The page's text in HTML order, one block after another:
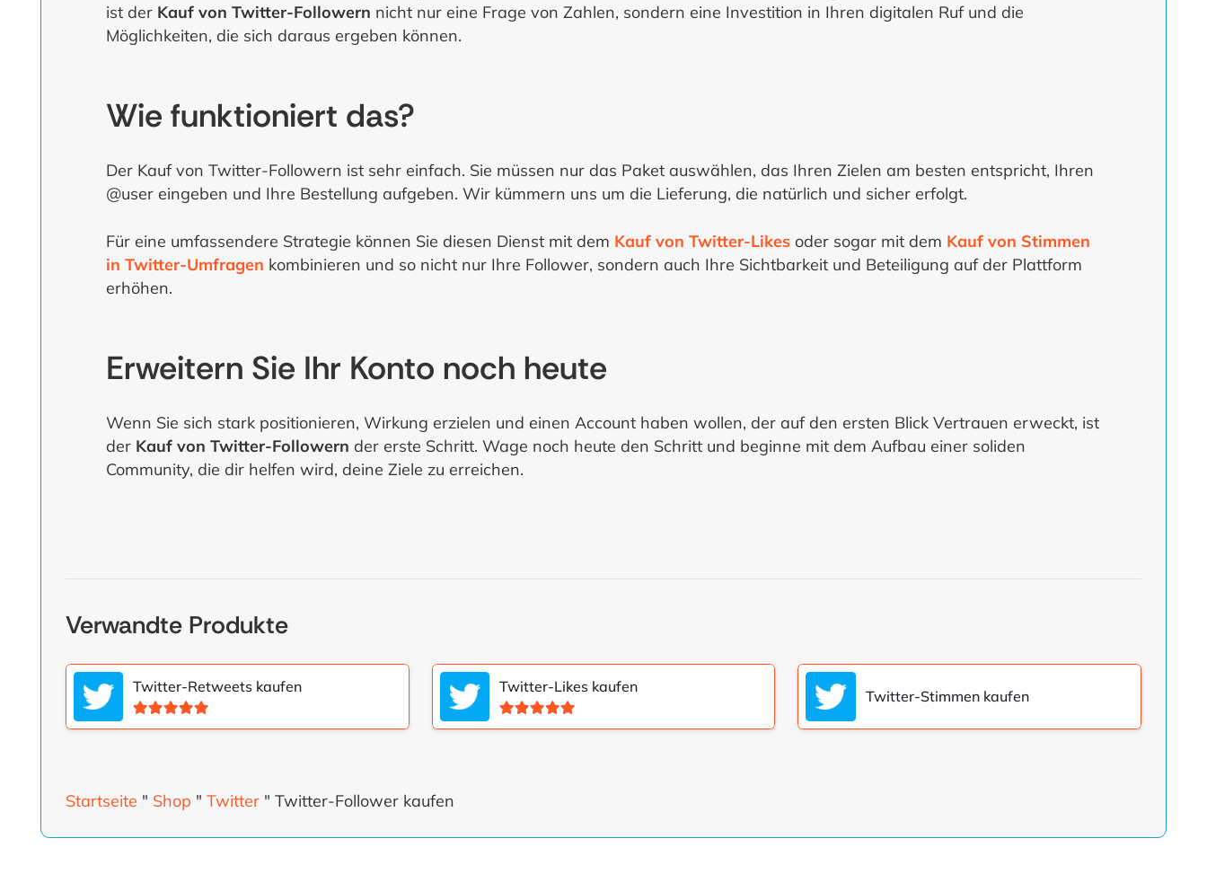
ist der Kauf von Twitter-Followern nicht nur eine Frage von Zahlen, sondern eine Investition in Ihren digitalen Ruf und die
Möglichkeiten, die sich daraus ergeben können.
Wie funktioniert das?
Der Kauf von Twitter-Followern ist sehr einfach. Sie müssen nur das Paket auswählen, das Ihren Zielen am besten entspricht, Ihren
@user eingeben und Ihre Bestellung aufgeben. Wir kümmern uns um die Lieferung, die natürlich und sicher erfolgt.
Für eine umfassendere Strategie können Sie diesen Dienst mit dem Kauf von Twitter-Likes oder sogar mit dem Kauf von Stimmen
in Twitter-Umfragen kombinieren und so nicht nur Ihre Follower, sondern auch Ihre Sichtbarkeit und Beteiligung auf der Plattform
erhöhen.
Erweitern Sie Ihr Konto noch heute
Wenn Sie sich stark positionieren, Wirkung erzielen und einen Account haben wollen, der auf den ersten Blick Vertrauen erweckt, ist
der Kauf von Twitter-Followern der erste Schritt. Wage noch heute den Schritt und beginne mit dem Aufbau einer soliden
Community, die dir helfen wird, deine Ziele zu erreichen.
Verwandte Produkte
Twitter-Retweets kaufen
Bewertet mit5.00von 5
Twitter-Likes kaufen
Bewertet mit5.00von 5
Twitter-Stimmen kaufen
Startseite " Shop " Twitter " Twitter-Follower kaufen